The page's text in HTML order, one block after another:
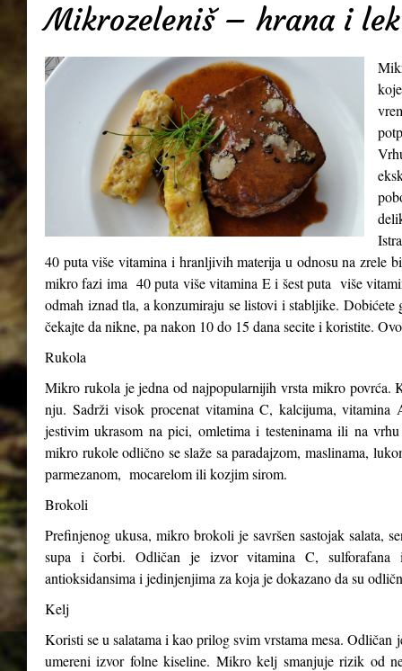
Mikrozeleniš – hrana i lek
40 puta više vitamina i hranljivih materija u odnosu na zrele
mikro fazi ima 40 puta više vitamina E i šest puta više
odmah iznad tla, a konzumiraju se listovi i stabljike. Dobićete
čekajte da nikne, pa nakon 10 do 15 dana secite i koristite.
Rukola
Mikro rukola je jedna od najpopularnijih vrsta mikro povrća.
nju. Sadrži visok procenat vitamina C, kalcijuma,
jestivim ukrasom na pici, omletima i testeninama ili na
mikro rukole odlično se slaže sa paradajzom, maslinama,
parmezanom, mocarelom ili kozjim sirom.
Brokoli
Prefinjenog ukusa, mikro brokoli je savršen sastojak salata,
supa i čorbi. Odličan je izvor vitamina C,
antioksidansima i jedinjenjima za koja je dokazano da su
Kelj
Koristi se u salatama i kao prilog svim vrstama mesa.
umereni izvor folne kiseline. Mikro kelj smanjuje rizik od